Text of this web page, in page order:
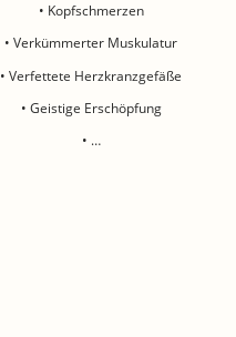
• Kopfschmerzen
• Verkümmerter Muskulatur
• Verfettete Herzkranzgefäße
• Geistige Erschöpfung
• …